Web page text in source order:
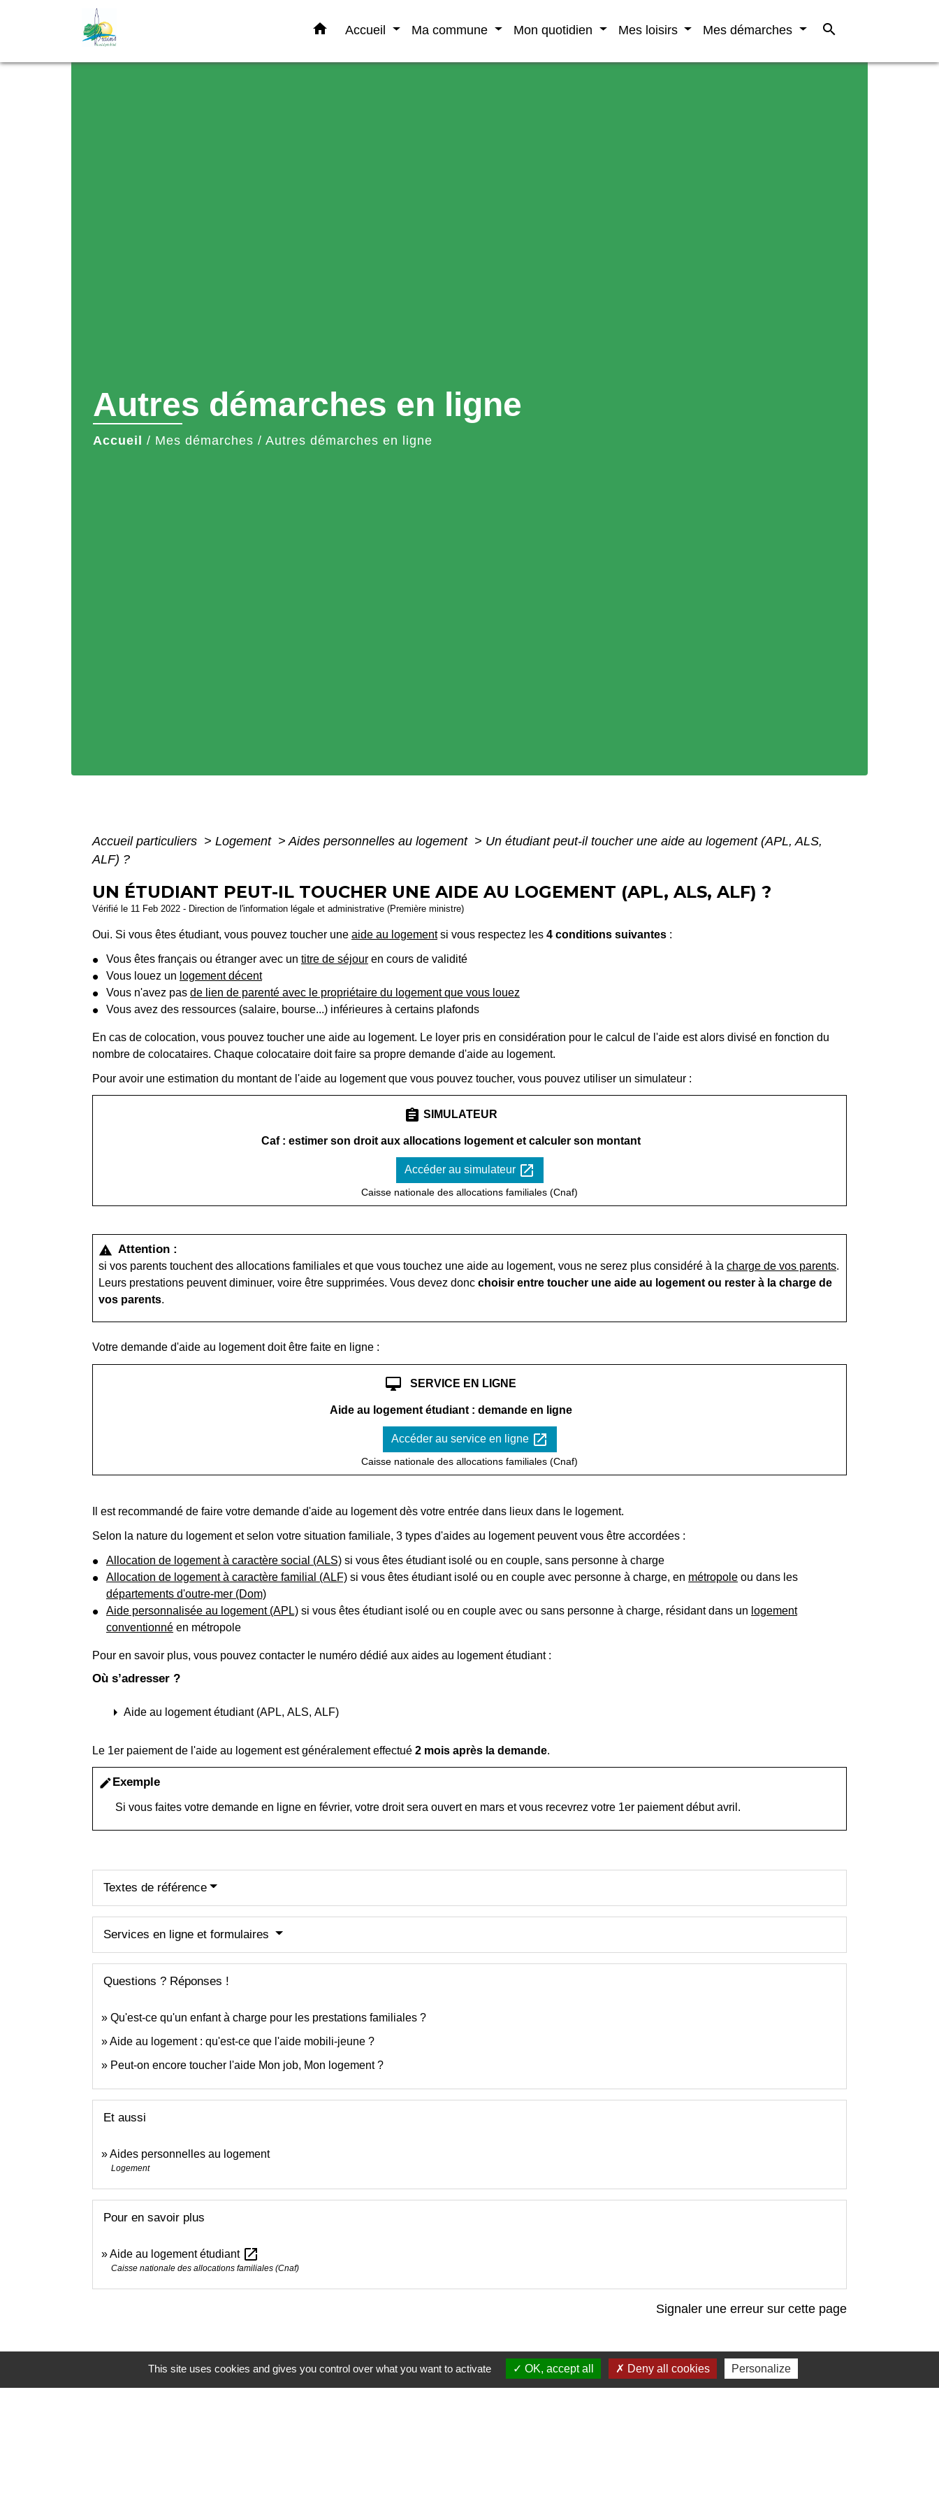
home Accueil Ma commune Mon quotidien Mes loisirs Mes démarches search
Autres démarches en ligne
Accueil / Mes démarches / Autres démarches en ligne
Accueil particuliers > Logement > Aides personnelles au logement > Un étudiant peut-il toucher une aide au logement (APL, ALS,
ALF) ?
UN ÉTUDIANT PEUT-IL TOUCHER UNE AIDE AU LOGEMENT (APL, ALS, ALF) ?
Vérifié le 11 Feb 2022 - Direction de l'information légale et administrative (Première ministre)
Oui. Si vous êtes étudiant, vous pouvez toucher une aide au logementsi vous respectez les 4 conditions suivantes :
Vous êtes français ou étranger avec un titre de séjour en cours de validité
Vous louez un logement décent
Vous n'avez pas de lien de parenté avec le propriétaire du logement que vous louez
Vous avez des ressources (salaire, bourse...) inférieures à certains plafonds
En cas de colocation, vous pouvez toucher une aide au logement. Le loyer pris en considération pour le calcul de l'aide est alors divisé en fonction du
nombre de colocataires. Chaque colocataire doit faire sa propre demande d'aide au logement.
Pour avoir une estimation du montant de l'aide au logement que vous pouvez toucher, vous pouvez utiliser un simulateur :
assignment SIMULATEUR
Caf : estimer son droit aux allocations logement et calculer son montant
Accéder au simulateur open_in_new
Caisse nationale des allocations familiales (Cnaf)
warning Attention :
si vos parents touchent des allocations familiales et que vous touchez une aide au logement, vous ne serez plus considéré à la charge de vos parents.
Leurs prestations peuvent diminuer, voire être supprimées. Vous devez donc choisir entre toucher une aide au logement ou rester à la charge de
vos parents.
Votre demande d'aide au logement doit être faite en ligne :
desktop_mac SERVICE EN LIGNE
Aide au logement étudiant : demande en ligne
Accéder au service en ligne open_in_new
Caisse nationale des allocations familiales (Cnaf)
Il est recommandé de faire votre demande d'aide au logement dès votre entrée dans lieux dans le logement.
Selon la nature du logement et selon votre situation familiale, 3 types d'aides au logement peuvent vous être accordées :
Allocation de logement à caractère social (ALS) si vous êtes étudiant isolé ou en couple, sans personne à charge
Allocation de logement à caractère familial (ALF) si vous êtes étudiant isolé ou en couple avec personne à charge, en métropole ou dans les
départements d'outre-mer (Dom)
Aide personnalisée au logement (APL) si vous êtes étudiant isolé ou en couple avec ou sans personne à charge, résidant dans un logement
conventionné en métropole
Pour en savoir plus, vous pouvez contacter le numéro dédié aux aides au logement étudiant :
Où s’adresser ?
arrow_right Aide au logement étudiant (APL, ALS, ALF)
Le 1er paiement de l'aide au logement est généralement effectué 2 mois après la demande.
edit Exemple
Si vous faites votre demande en ligne en février, votre droit sera ouvert en mars et vous recevrez votre 1er paiement début avril.
Textes de référence
Services en ligne et formulaires
Questions ? Réponses !
Qu'est-ce qu'un enfant à charge pour les prestations familiales ?
Aide au logement : qu'est-ce que l'aide mobili-jeune ?
Peut-on encore toucher l'aide Mon job, Mon logement ?
Et aussi
Aides personnelles au logement
Logement
Pour en savoir plus
Aide au logement étudiant open_in_new
Caisse nationale des allocations familiales (Cnaf)
Signaler une erreur sur cette page
This site uses cookies and gives you control over what you want to activate OK, accept all Deny all cookies Personalize